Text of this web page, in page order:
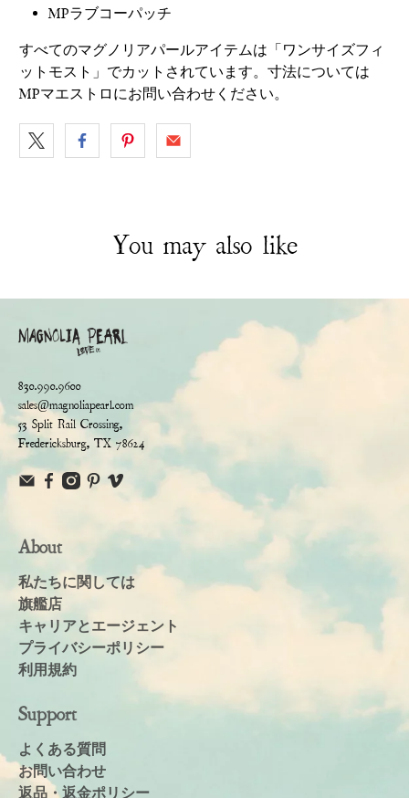
MPラブコーパッチ
すべてのマグノリアパールアイテムは「ワンサイズフィ
ットモスト」でカットされています。寸法については
MPマエストロにお問い合わせください。
You may also like
830.990.9600
sales@magnoliapearl.com
53 Split Rail Crossing,
Fredericksburg, TX 78624
About
私たちに関しては
旗艦店
キャリアとエージェント
プライバシーポリシー
利用規約
Support
よくある質問
お問い合わせ
返品・返金ポリシー